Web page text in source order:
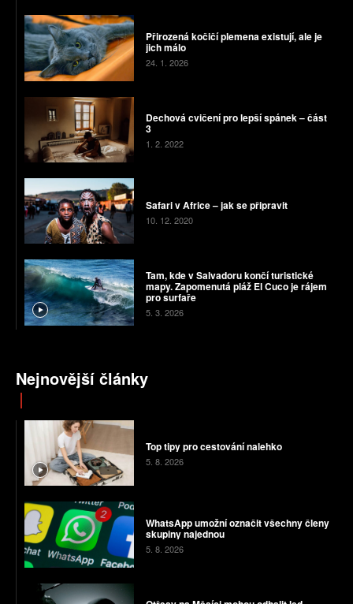
Přirozená kočičí plemena existují, ale je
jich málo
24. 1. 2026
Dechová cvičení pro lepší spánek – část
3
1. 2. 2022
Safari v Africe – jak se připravit
10. 12. 2020
Tam, kde v Salvadoru končí turistické
mapy. Zapomenutá pláž El Cuco je rájem
pro surfaře
5. 3. 2026
Nejnovější články
Top tipy pro cestování nalehko
5. 8. 2026
WhatsApp umožní označit všechny členy
skupiny najednou
5. 8. 2026